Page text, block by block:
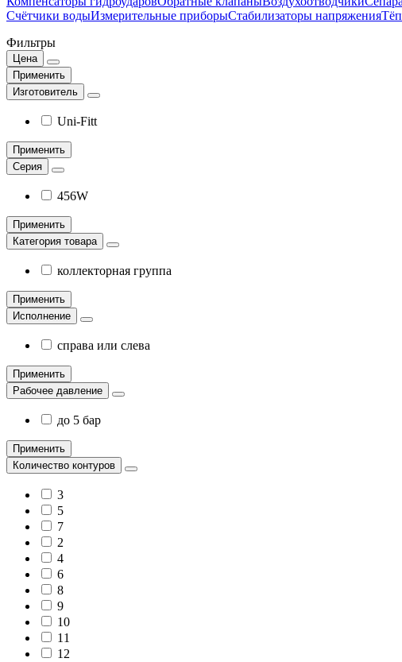
Счётчики водыИзмерительные приборыСтабилизаторы напряжения
Фильтры
Цена
Применить
Изготовитель
Uni-Fitt
Применить
Серия
456W
Применить
Категория товара
коллекторная группа
Применить
Исполнение
справа или слева
Применить
Рабочее давление
до 5 бар
Применить
Количество контуров
3
5
7
2
4
6
8
9
10
11
12